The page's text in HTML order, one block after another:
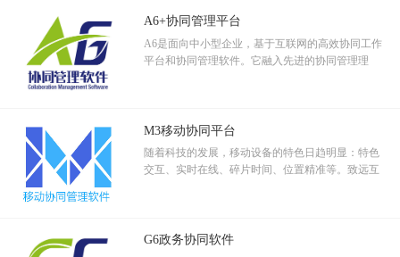
门在提高行政效率、节约建设经费、建设现代智慧政府方面，产生了
巨大价值！
A6+协同管理平台
A6是面向中小型企业，基于互联网的高效协同工作
平台和协同管理软件。它融入先进的协同管理理
M3移动协同平台
随着科技的发展，移动设备的特色日趋明显：特色
交互、实时在线、碎片时间、位置精准等。致远互
G6政务协同软件